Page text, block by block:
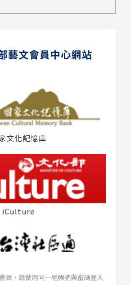
藝文會員中心網站
文化記憶庫
iCulture
員，請使用同一組帳號與密碼登入